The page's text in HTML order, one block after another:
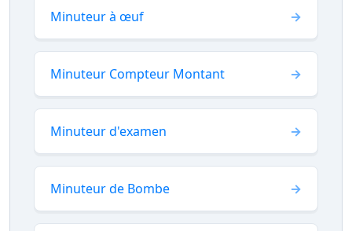
Minuteur à œuf
Minuteur Compteur Montant
Minuteur d'examen
Minuteur de Bombe